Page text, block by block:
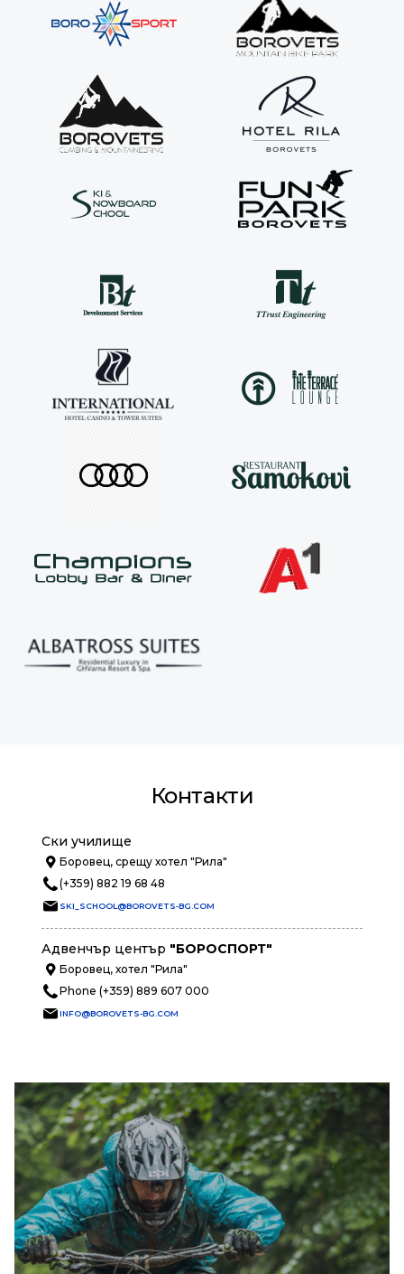
Контакти
Ски училище
Боровец, срещу хотел "Рила"
(+359) 882 19 68 48
SKI_SCHOOL@BOROVETS-BG.COM
Адвенчър център "БОРОСПОРТ"
Боровец, хотел "Рила"
Phone (+359) 889 607 000
INFO@BOROVETS-BG.COM